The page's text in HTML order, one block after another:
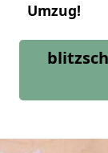
Umzug!